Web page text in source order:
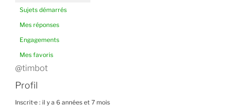
Sujets démarrés
Mes réponses
Engagements
Mes favoris
@timbot
Profil
Inscrit·e : il y a 6 années et 7 mois